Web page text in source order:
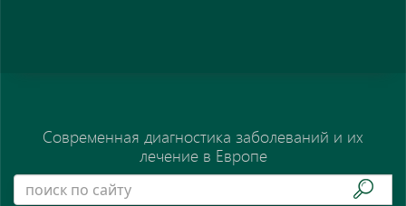
Современная диагностика заболеваний и их
лечение в Европе